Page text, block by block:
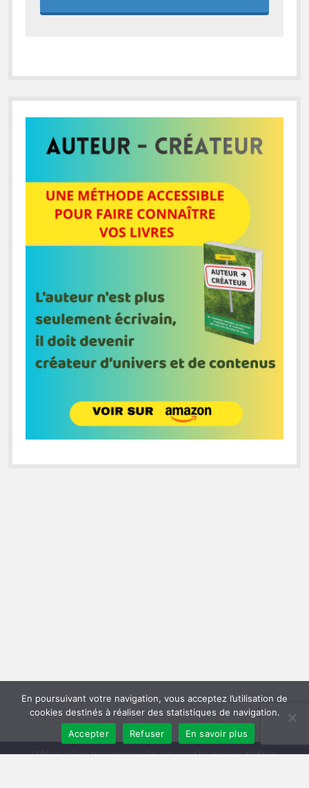
Publiersonlivre.fr accompagne les auteurs et les maisons d'édition
En poursuivant votre navigation, vous acceptez l’utilisation de
cookies destinés à réaliser des statistiques de navigation.
Accepter
Refuser En savoir plus